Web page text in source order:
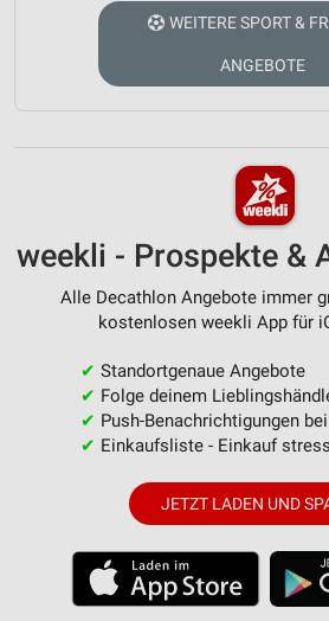
WEITERE SPORT &
ANGEBOTE
weekli - Prospekte &
Alle Decathlon Angebote immer
kostenlosen weekli App für
✔ Standortgenaue Angebote
✔ Folge deinem
✔ Push-Benachrichtigungen
✔ Einkaufsliste - Einkauf
JETZT LADEN UND